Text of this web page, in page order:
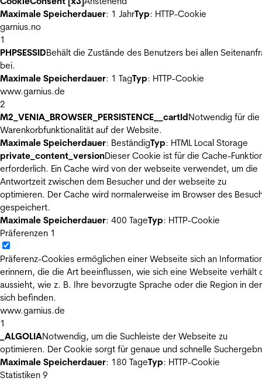
Maximale Speicherdauer: 1 JahrTyp: HTTP-Cookie
garnius.no
1
PHPSESSIDBehält die Zustände des Benutzers bei allen
bei.
Maximale Speicherdauer: 1 TagTyp: HTTP-Cookie
www.garnius.de
2
M2_VENIA_BROWSER_PERSISTENCE__cartIdNotwendig für die
Warenkorbfunktionalität auf der Website.
Maximale Speicherdauer: BeständigTyp: HTML Local Storage
private_content_versionDieser Cookie ist für die Cache-
erforderlich. Ein Cache wird von der webseite verwendet, um die
Antwortzeit zwischen dem Besucher und der webseite zu
optimieren. Der Cache wird normalerweise im Browser des
gespeichert.
Maximale Speicherdauer: 400 TageTyp: HTTP-Cookie
Präferenzen 1
Präferenz-Cookies ermöglichen einer Webseite sich an
erinnern, die die Art beeinflussen, wie sich eine Webseite verhält
aussieht, wie z. B. Ihre bevorzugte Sprache oder die Region in
sich befinden.
www.garnius.de
1
_ALGOLIANotwendig, um die Suchleiste der Webseite zu
optimieren. Der Cookie sorgt für genaue und schnelle
Maximale Speicherdauer: 180 TageTyp: HTTP-Cookie
Statistiken 9